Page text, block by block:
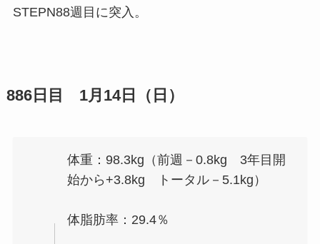
STEPN88週目に突入。
886日目 1月14日（日）
体重：98.3kg（前週－0.8kg 3年目開
始から+3.8kg トータル－5.1kg）
体脂肪率：29.4％